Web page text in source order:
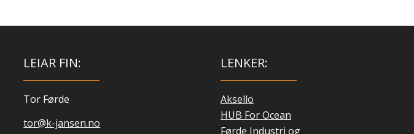
LEIAR FIN:
Tor Førde
tor@k-jansen.no
LENKER:
Aksello
HUB For Ocean
Førde Industri og